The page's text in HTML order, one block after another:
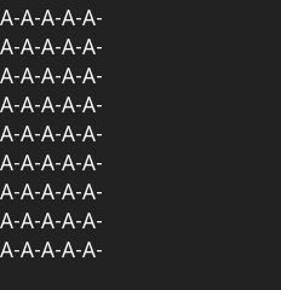
A-A-A-A-
A-A-A-A-
A-A-A-A-
A-A-A-A-
A-A-A-A-
A-A-A-A-
A-A-A-A-
A-A-A-A-
A-A-A-A-